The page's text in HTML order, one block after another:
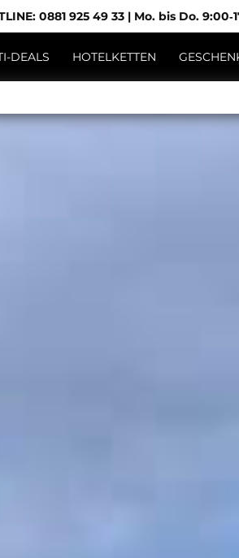
0881 925 49 33 | Mo. bis Do.
DEALS HOTELKETTEN